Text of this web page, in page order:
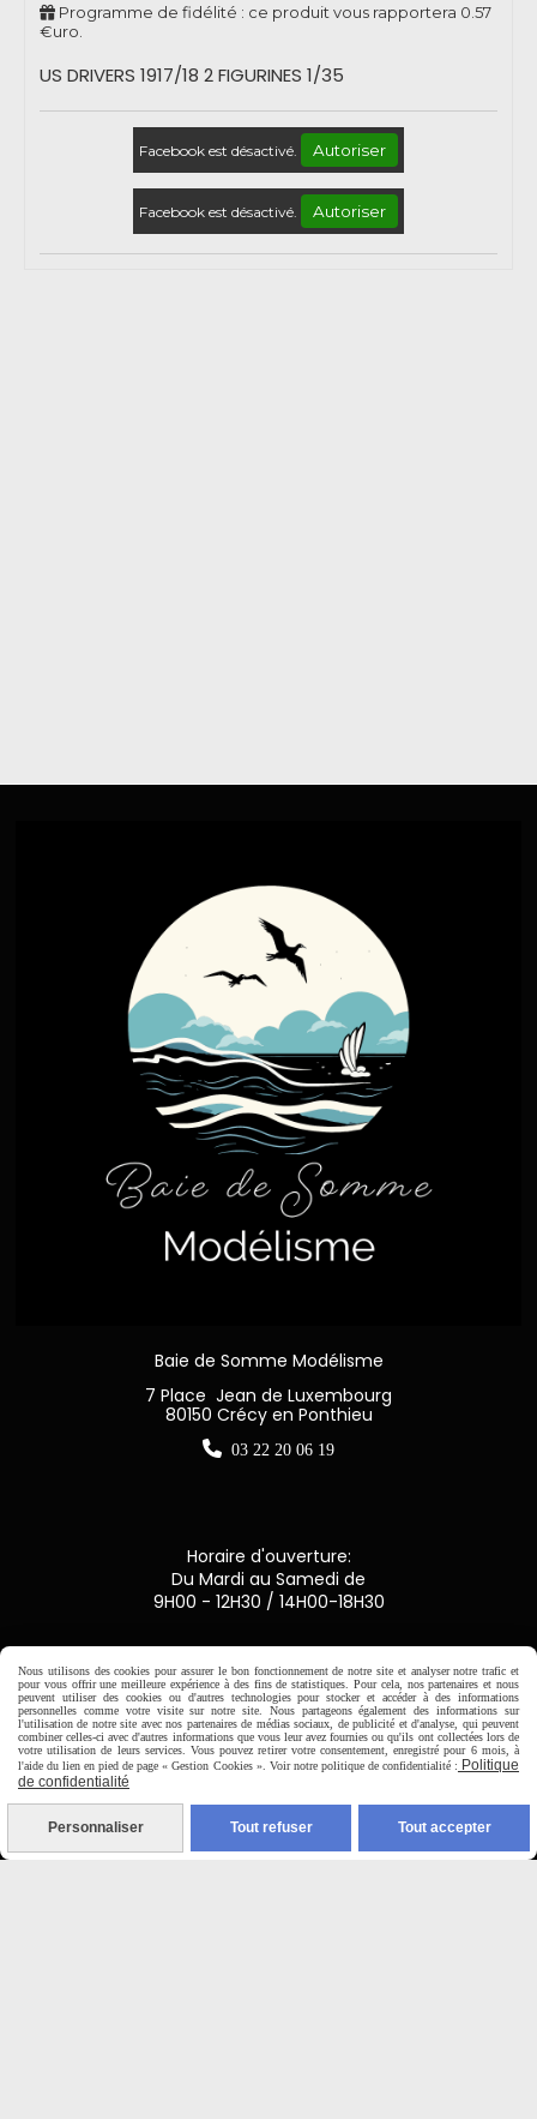
Programme de fidélité : ce produit vous rapportera 0.57
€uro.
US DRIVERS 1917/18 2 FIGURINES 1/35
Facebook est désactivé. Autoriser
Facebook est désactivé. Autoriser
Baie de Somme Modélisme
7 Place Jean de Luxembourg
80150 Crécy en Ponthieu
 03 22 20 06 19
Horaire d'ouverture:
Du Mardi au Samedi de
9H00 - 12H30 / 14H00-18H30
Paiement sécurisé
CB Crédit Agricole
Virement bancaire
PAYPAL (4x sans frais)
Nous utilisons des cookies pour assurer le bon fonctionnement de notre site et analyser notre trafic et
pour vous offrir une meilleure expérience à des fins de statistiques. Pour cela, nos partenaires et nous
peuvent utiliser des cookies ou d'autres technologies pour stocker et accéder à des informations
personnelles comme votre visite sur notre site. Nous partageons également des informations sur
l'utilisation de notre site avec nos partenaires de médias sociaux, de publicité et d'analyse, qui peuvent
combiner celles-ci avec d'autres informations que vous leur avez fournies ou qu'ils ont collectées lors de
votre utilisation de leurs services. Vous pouvez retirer votre consentement, enregistré pour 6 mois, à
l'aide du lien en pied de page « Gestion Cookies ». Voir notre politique de confidentialité : Politique
de confidentialité
Personnaliser Tout refuser Tout accepter